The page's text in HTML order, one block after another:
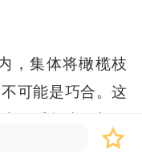
，集体将橄榄枝
可能是巧合。这
力”之争，而PE